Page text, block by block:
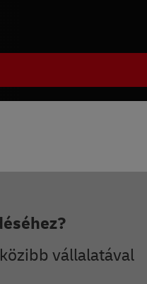
vállalatával